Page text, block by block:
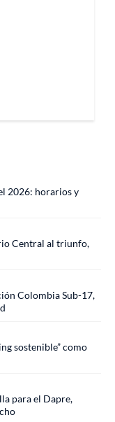
2026: horarios y
Central al triunfo,
Colombia Sub-17,
sostenible” como
para el Dapre,